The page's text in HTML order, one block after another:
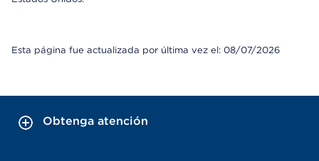
Esta página fue actualizada por última vez el: 08/07/2026
Obtenga atención